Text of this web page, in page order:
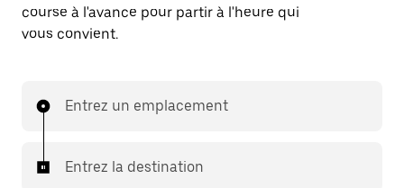
course à l'avance pour partir à l'heure qui
vous convient.
Entrez un emplacement
Entrez la destination